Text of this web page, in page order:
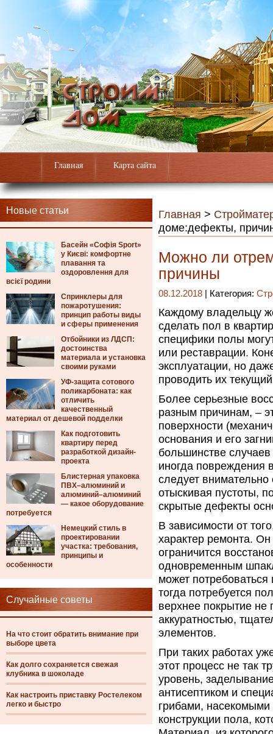
Главная Карта сайта
Новые статьи
Басейн «Софія Sport»
у Києві: комфортне
плавання та
оздоровлення для
всієї родини
Спринклеры для
пожаротушения:
принцип работы виды
и сферы применения
Отбойники из ЛДСП:
достоинства
материала и установка
своими руками
УФ-защита сотового
поликарбоната: как
отличить
качественный
материал от дешевой подделки
Как подготовить
квартиру перед
разработкой дизайн-
проекта
Блистерная упаковка
ПВХ–алюминий и
алюминий–алюминий
— какое оборудование
потребуется
Немецкий стиль в
проектировании
участка: требования,
принципы и
особенности
Случайные советы
На что стоит обратить внимание при
выборе цвета
Как долго сохраняется свежая
клубника в шоколаде
Как настроить приставку Ростелеком
легко и быстро
Главная >
доме:дефекты,
Можно ли
причины
08.12.2018 | Категория:
Каждому владельцу
сделать пол в
специфики полы
или реставрации.
эксплуатации, но
проводить их
Более серьезные
разным причинам, –
поверхности
основания и его
большинстве
иногда повреждения
следует внимательно
отыскивая пустоты,
скрытые дефекты
В зависимости от
характер ремонта.
ограничится
одновременным
может
тогда потребуется
верхнее покрытие не
аккуратностью,
элементов.
При таких работах
этот процесс не так
уровень,
антисептиком и
грибами,
конструкции пола,